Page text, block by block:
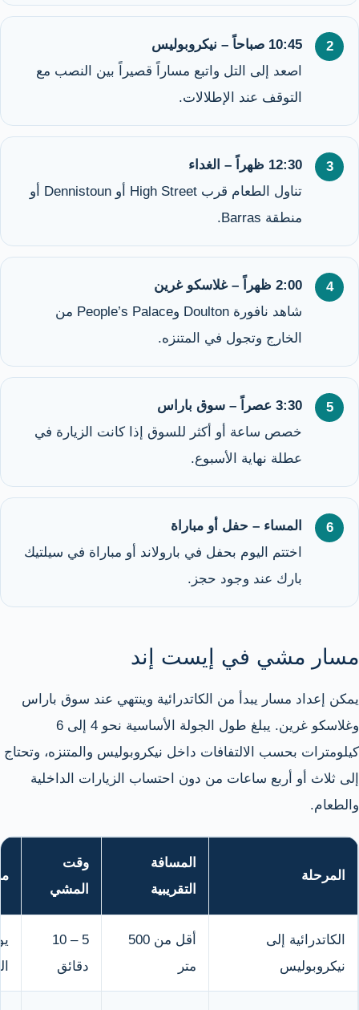
10:45 صباحاً – نيكروبوليس
اصعد إلى التل واتبع مساراً قصيراً بين النصب مع
التوقف عند الإطلالات.
12:30 ظهراً – الغداء
تناول الطعام قرب High Street أو Dennistoun أو
منطقة Barras.
2:00 ظهراً – غلاسكو غرين
شاهد نافورة Doulton وPeople’s Palace من
الخارج وتجول في المتنزه.
3:30 عصراً – سوق باراس
خصص ساعة أو أكثر للسوق إذا كانت الزيارة في
عطلة نهاية الأسبوع.
المساء – حفل أو مباراة
اختتم اليوم بحفل في بارولاند أو مباراة في سيلتيك
بارك عند وجود حجز.
مسار مشي في إيست إند
يمكن إعداد مسار يبدأ من الكاتدرائية وينتهي عند سوق باراس
وغلاسكو غرين. يبلغ طول الجولة الأساسية نحو 4 إلى 6
كيلومترات بحسب الالتفافات داخل نيكروبوليس والمتنزه، وتحتاج
إلى ثلاث أو أربع ساعات من دون احتساب الزيارات الداخلية
والطعام.
المرحلة
المسافة
التقريبية
وقت
المشي
الكاتدرائية إلى
نيكروبوليس
أقل من 500
متر
5 – 10
دقائق